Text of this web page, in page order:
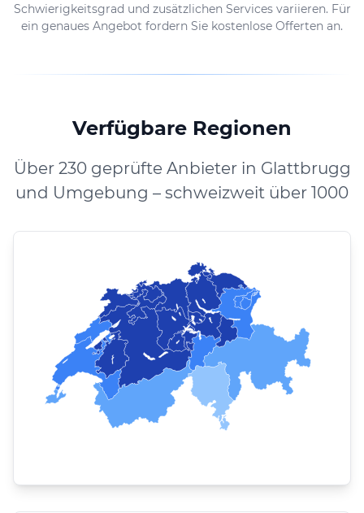
Schwierigkeitsgrad und zusätzlichen Services variieren. Für
ein genaues Angebot fordern Sie kostenlose Offerten an.
Verfügbare Regionen
Über 230 geprüfte Anbieter in Glattbrugg
und Umgebung – schweizweit über 1000